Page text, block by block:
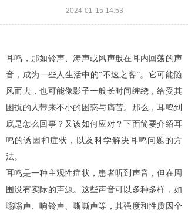
2024-01-15 14:53
耳鸣，那如铃声、涛声或风声般在耳内回荡的声
音，成为一些人生活中的“不速之客”。它可能随
风而去，也可能像影子一般长时间缠绕，给受其
困扰的人带来不小的困惑与痛苦。那么，耳鸣到
底是怎么回事？又该如何应对？下面简要介绍耳
鸣的诱因和症状，以及科学解决耳鸣问题的方
法。
耳鸣是一种主观性症状，患者听到声音，但在周
围没有实际的声源。这些声音可以多种多样，如
嗡嗡声、响铃声、嘶嘶声等，其强度和性质因个